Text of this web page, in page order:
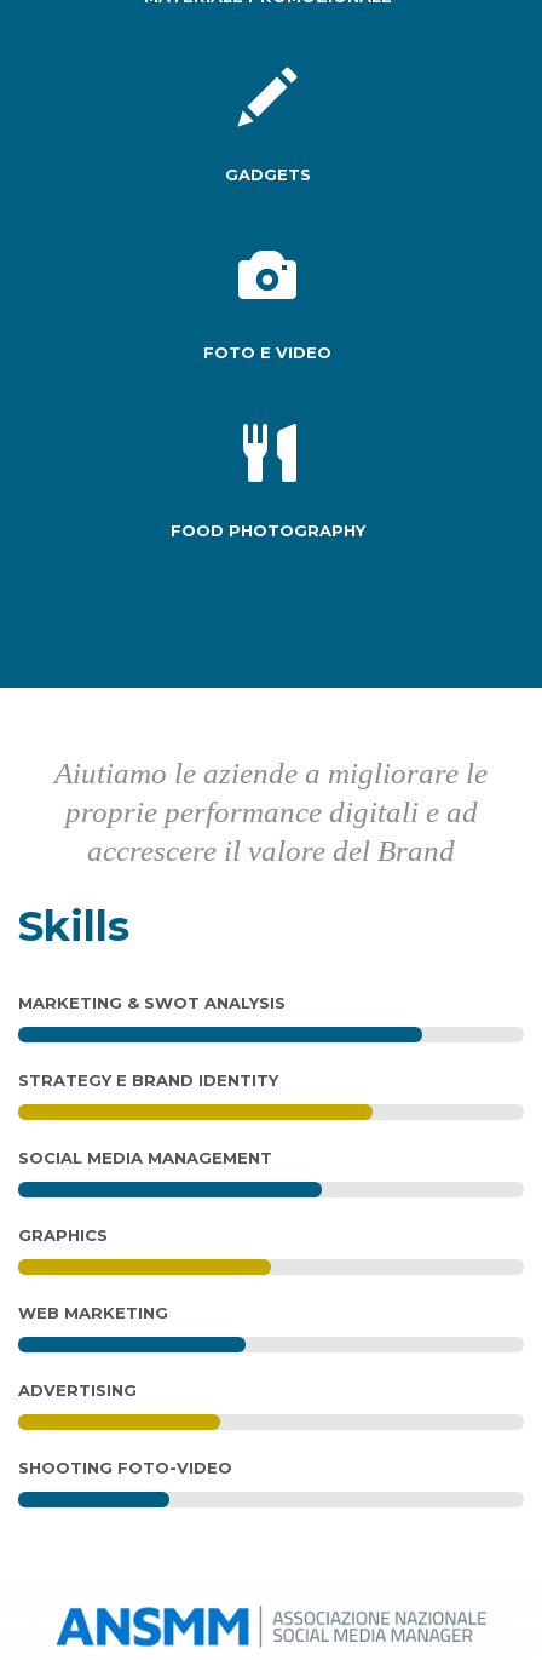
GADGETS
FOTO E VIDEO
FOOD PHOTOGRAPHY
Aiutiamo le aziende a migliorare le
proprie performance digitali e ad
accrescere il valore del Brand
Skills
MARKETING & SWOT ANALYSIS
STRATEGY E BRAND IDENTITY
SOCIAL MEDIA MANAGEMENT
GRAPHICS
WEB MARKETING
ADVERTISING
SHOOTING FOTO-VIDEO